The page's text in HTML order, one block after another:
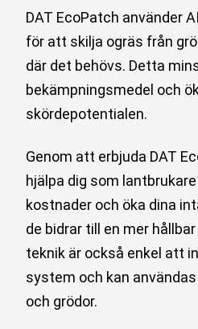
DAT EcoPatch använder
för att skilja ogräs från
där det behövs. Detta
bekämpningsmedel och
skördepotentialen.
Genom att erbjuda DAT
hjälpa dig som
kostnader och öka dina
de bidrar till en mer
teknik är också enkel att
system och kan
och grödor.